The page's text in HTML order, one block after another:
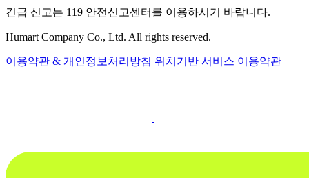
긴급 신고는 119 안전신고센터를 이용하시기 바랍니다.
Humart Company Co., Ltd. All rights reserved.
이용약관 & 개인정보처리방침 위치기반 서비스 이용약관